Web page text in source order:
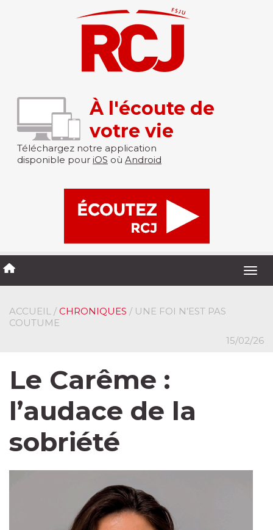
À l'écoute de
votre vie
Téléchargez notre application
disponible pour iOS où Android
ACCUEIL / CHRONIQUES / UNE FOI N’EST PAS
COUTUME
15/02/26
Le Carême :
l’audace de la
sobriété